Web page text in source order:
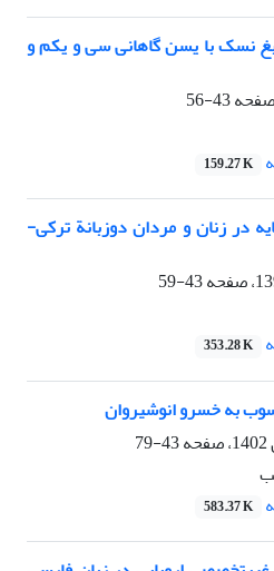
نسک با یسن گاهانی سی و یکم و
43-56
159.27 K
در زنان و مردان دوزبانة ترکی-
43-59
353.28 K
به خسرو انوشیروان
43-79
583.37 K